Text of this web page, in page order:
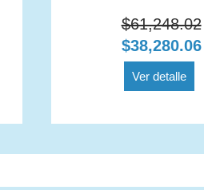
$61,248.02
$38,280.06
Ver detalle